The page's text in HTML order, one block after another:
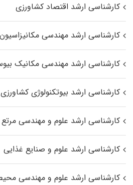
کارشناسی ارشد اقتصاد کشاورزی
کارشناسی ارشد مهندسی
کارشناسی ارشد مهندسی مکانیک
کارشناسی ارشد بیوتکنولوژی کشاورزی
کارشناسی ارشد علوم و مهندسی مرتع
کارشناسی ارشد علوم و صنایع غذایی
کارشناسی ارشد علوم و مهندسی